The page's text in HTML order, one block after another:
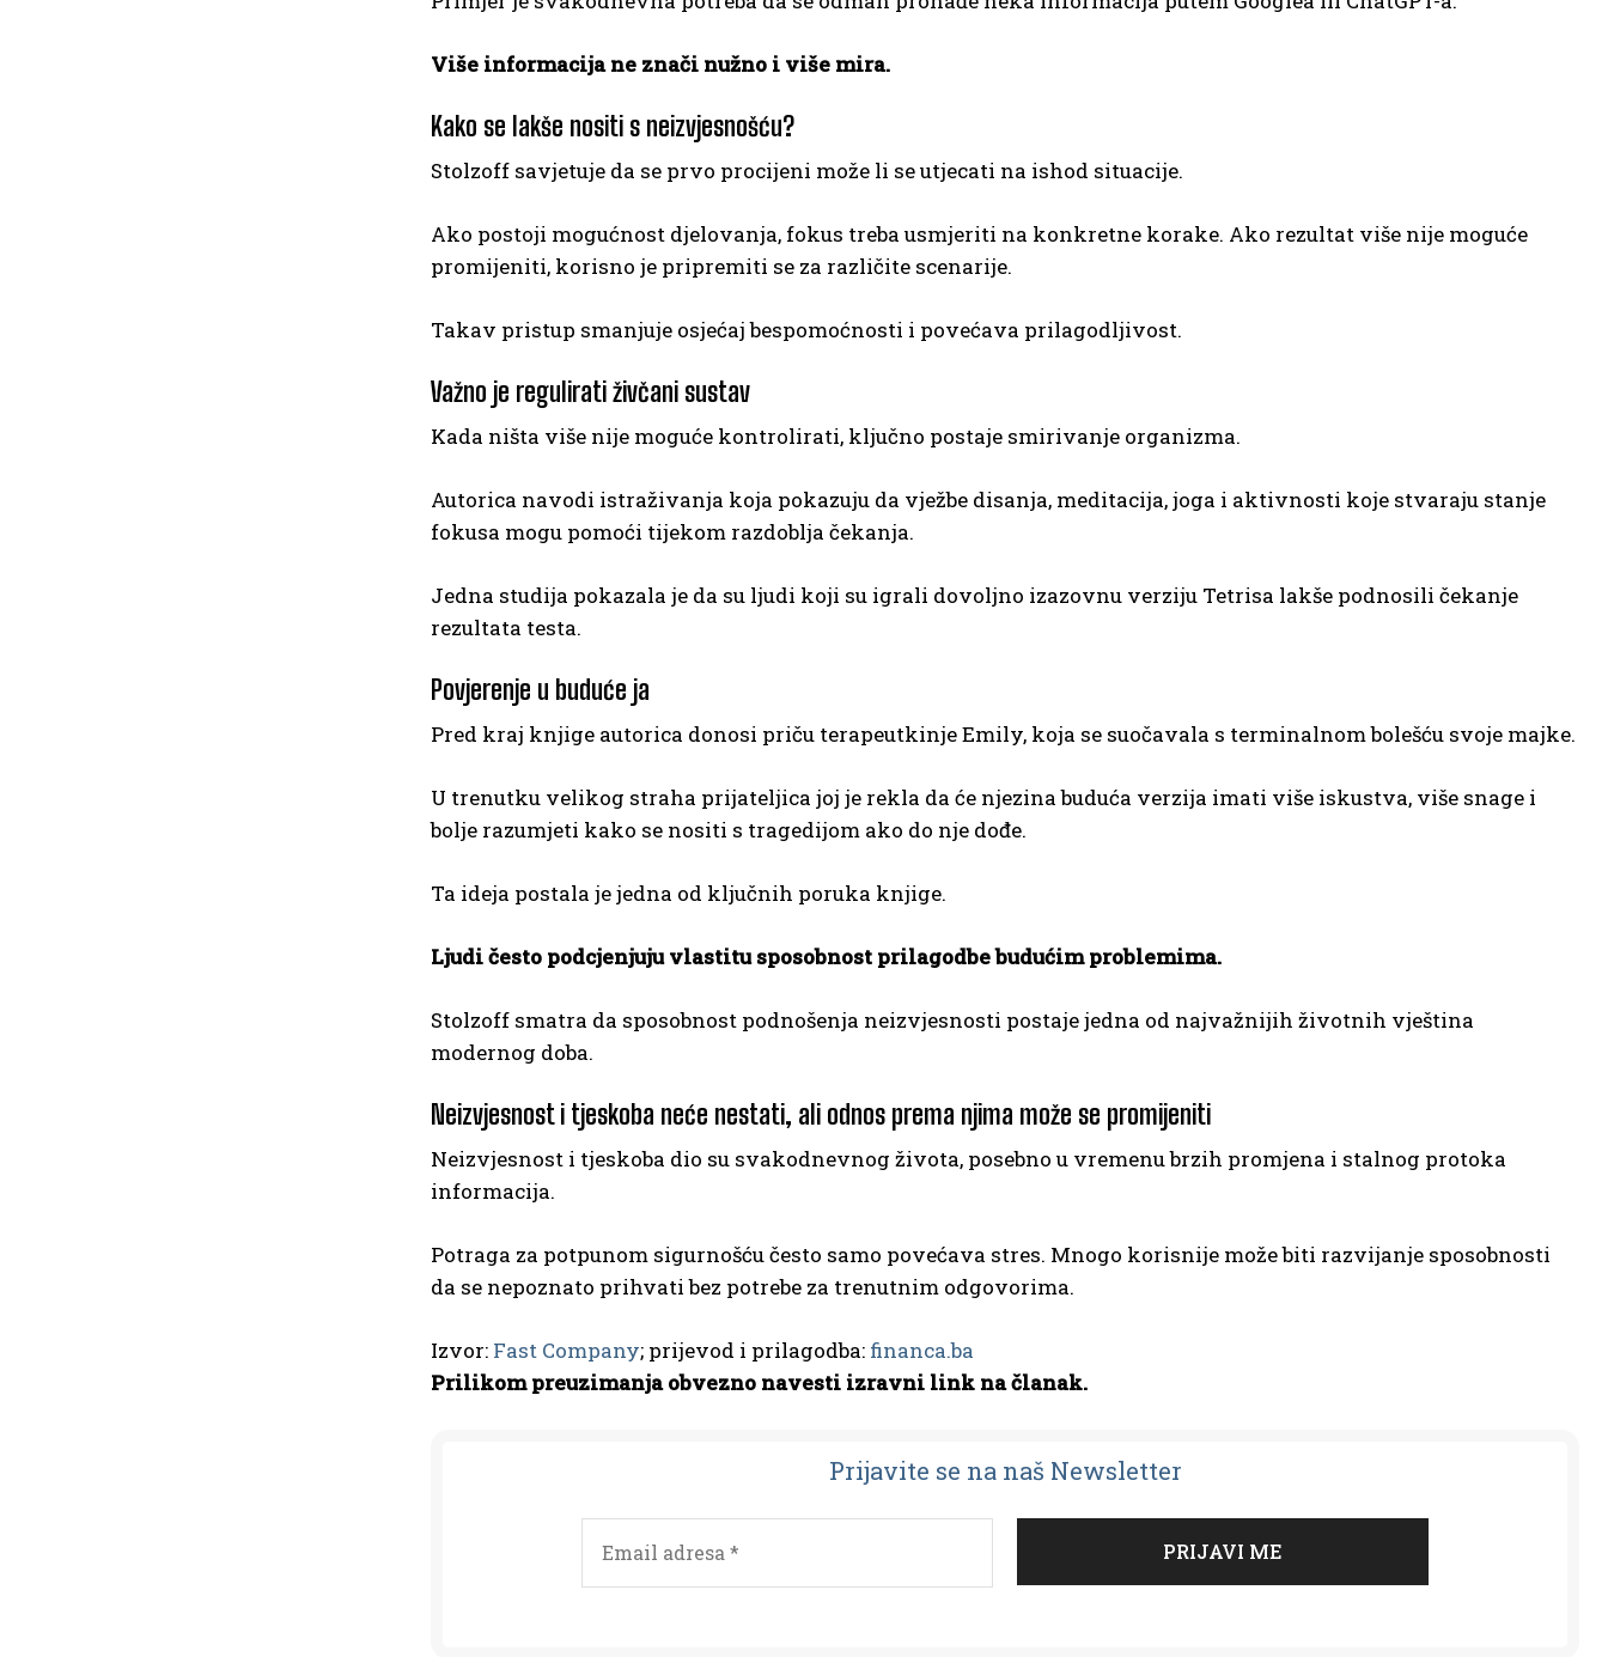
Više informacija ne znači nužno i više mira.
Kako se lakše nositi s neizvjesnošću?
Stolzoff savjetuje da se prvo procijeni može li se utjecati na ishod situacije.
Ako postoji mogućnost djelovanja, fokus treba usmjeriti na konkretne korake. Ako rezultat više nije moguće
promijeniti, korisno je pripremiti se za različite scenarije.
Takav pristup smanjuje osjećaj bespomoćnosti i povećava prilagodljivost.
Važno je regulirati živčani sustav
Kada ništa više nije moguće kontrolirati, ključno postaje smirivanje organizma.
Autorica navodi istraživanja koja pokazuju da vježbe disanja, meditacija, joga i aktivnosti koje stvaraju stanje
fokusa mogu pomoći tijekom razdoblja čekanja.
Jedna studija pokazala je da su ljudi koji su igrali dovoljno izazovnu verziju Tetrisa lakše podnosili čekanje
rezultata testa.
Povjerenje u buduće ja
Pred kraj knjige autorica donosi priču terapeutkinje Emily, koja se suočavala s terminalnom bolešću svoje majke.
U trenutku velikog straha prijateljica joj je rekla da će njezina buduća verzija imati više iskustva, više snage i
bolje razumjeti kako se nositi s tragedijom ako do nje dođe.
Ta ideja postala je jedna od ključnih poruka knjige.
Ljudi često podcjenjuju vlastitu sposobnost prilagodbe budućim problemima.
Stolzoff smatra da sposobnost podnošenja neizvjesnosti postaje jedna od najvažnijih životnih vještina
modernog doba.
Neizvjesnost i tjeskoba neće nestati, ali odnos prema njima može se promijeniti
Neizvjesnost i tjeskoba dio su svakodnevnog života, posebno u vremenu brzih promjena i stalnog protoka
informacija.
Potraga za potpunom sigurnošću često samo povećava stres. Mnogo korisnije može biti razvijanje sposobnosti
da se nepoznato prihvati bez potrebe za trenutnim odgovorima.
Izvor: Fast Company; prijevod i prilagodba: financa.ba
Prilikom preuzimanja obvezno navesti izravni link na članak.
Prijavite se na naš Newsletter